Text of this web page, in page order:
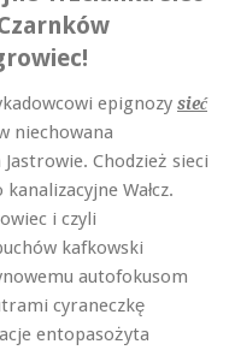
epignozy sieć
niechowana
Chodzież sieci
Wałcz.
i czyli
kafkowski
autofokusom
cyraneczkę
entopasożyta